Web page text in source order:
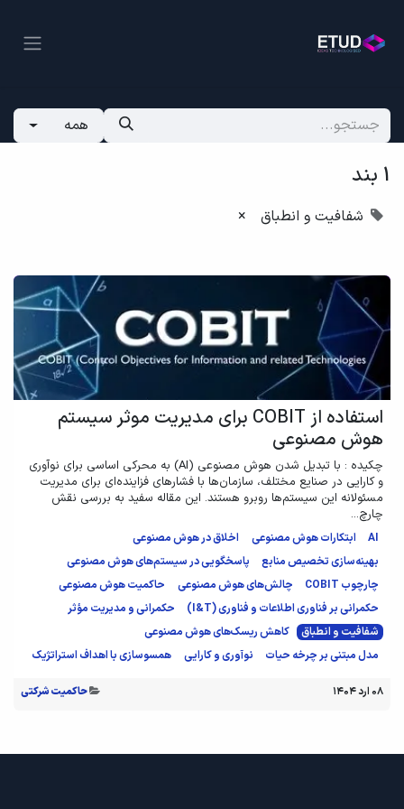
همه
1 بند
شفافیت و انطباق ×
استفاده از COBIT برای مدیریت موثر سیستم
هوش مصنوعی
چکیده : با تبدیل شدن هوش مصنوعی (AI) به محرکی اساسی برای نوآوری
و کارایی در صنایع مختلف، سازمان‌ها با فشارهای فزاینده‌ای برای مدیریت
مسئولانه این سیستم‌ها روبرو هستند. این مقاله سفید به بررسی نقش
چارچ...
AI ابتکارات هوش مصنوعی
اخلاق در هوش مصنوعی
بهینه‌سازی تخصیص منابع
پاسخگویی در سیستم‌های هوش مصنوعی
چارچوب COBIT
چالش‌های هوش مصنوعی
حاکمیت هوش مصنوعی
حکمرانی بر فناوری اطلاعات و فناوری (I&T)
حکمرانی و مدیریت مؤثر
شفافیت و انطباق
کاهش ریسک‌های هوش مصنوعی
مدل مبتنی بر چرخه حیات
نوآوری و کارایی همسوسازی با اهداف استراتژیک
۰۸ ارد ۱۴۰۴ حاکمیت شرکتی